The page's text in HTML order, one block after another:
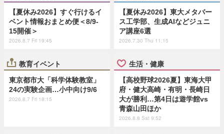
【夏休み2026】すぐ行けるイ
ベント情報おまとめ便＜8/9-
15開催＞
2026.8.7 Fri 19:45
【夏休み2026】東大メタバー
ス工学部、生成AIなどジュニ
ア講座6選
2026.7.30 Thu 11:15
教育イベント
東京都市大「科学体験教室」
24の実験企画…小中向け9/6
2026.8.7 Fri 18:15
生活・健康
【高校野球2026夏】東海大甲
府・健大高崎・有明・長崎日
大が勝利…第4日は遊学館vs
青森山田ほか
2026.8.8 Sat 9:52